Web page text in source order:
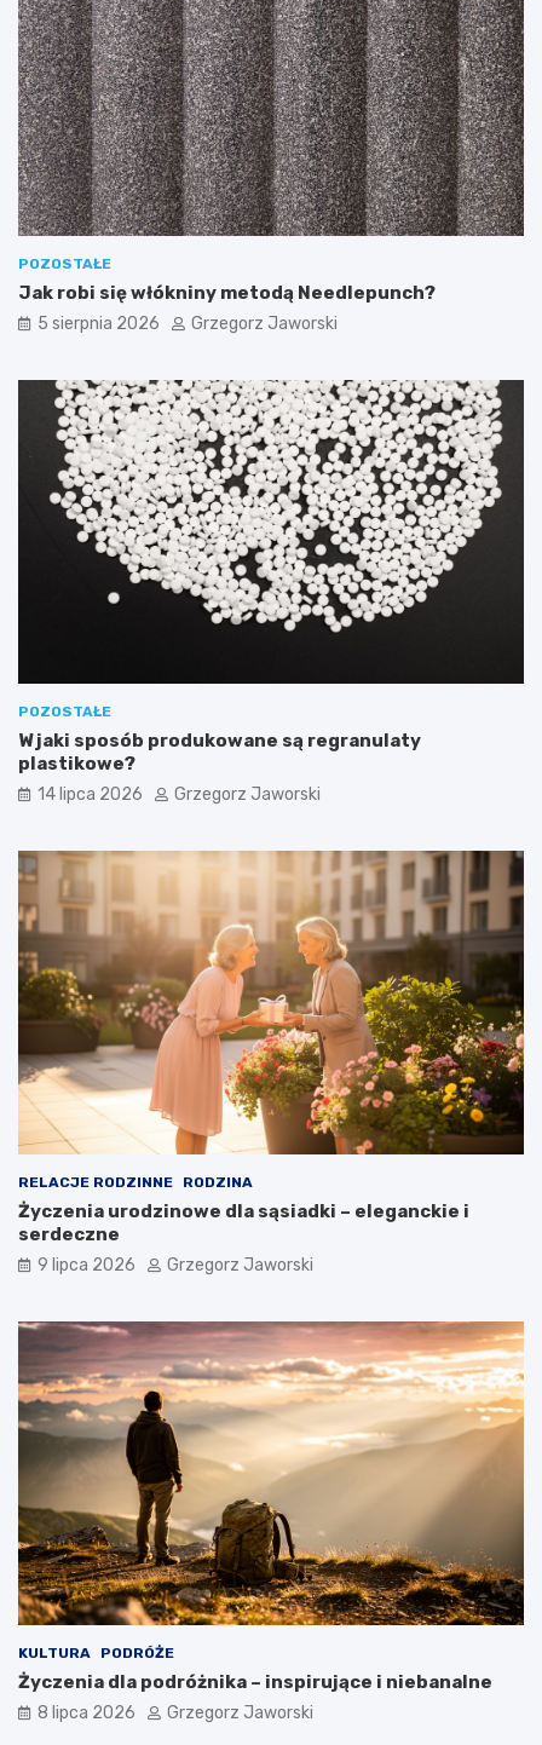
POZOSTAŁE
Jak robi się włókniny metodą Needlepunch?
5 sierpnia 2026 Grzegorz Jaworski
POZOSTAŁE
W jaki sposób produkowane są regranulaty
plastikowe?
14 lipca 2026 Grzegorz Jaworski
RELACJE RODZINNE RODZINA
Życzenia urodzinowe dla sąsiadki – eleganckie i
serdeczne
9 lipca 2026 Grzegorz Jaworski
KULTURA PODRÓŻE
Życzenia dla podróżnika – inspirujące i niebanalne
8 lipca 2026 Grzegorz Jaworski